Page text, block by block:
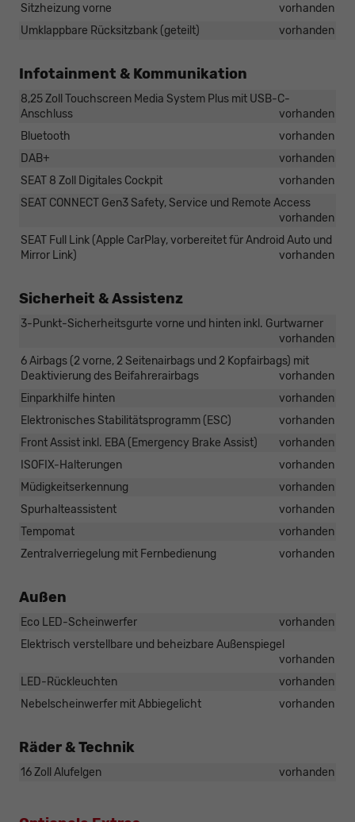
Sitzheizung vorne
vorhanden
Umklappbare Rücksitzbank (geteilt)
vorhanden
Infotainment & Kommunikation
8,25 Zoll Touchscreen Media System Plus mit USB-C-
Anschluss
vorhanden
Bluetooth
vorhanden
DAB+
vorhanden
SEAT 8 Zoll Digitales Cockpit
vorhanden
SEAT CONNECT Gen3 Safety, Service und Remote Access
vorhanden
SEAT Full Link (Apple CarPlay, vorbereitet für Android Auto und
Mirror Link)
vorhanden
Sicherheit & Assistenz
3-Punkt-Sicherheitsgurte vorne und hinten inkl. Gurtwarner
vorhanden
6 Airbags (2 vorne, 2 Seitenairbags und 2 Kopfairbags) mit
Deaktivierung des Beifahrerairbags
vorhanden
Einparkhilfe hinten
vorhanden
Elektronisches Stabilitätsprogramm (ESC)
vorhanden
Front Assist inkl. EBA (Emergency Brake Assist)
vorhanden
ISOFIX-Halterungen
vorhanden
Müdigkeitserkennung
vorhanden
Spurhalteassistent
vorhanden
Tempomat
vorhanden
Zentralverriegelung mit Fernbedienung
vorhanden
Außen
Eco LED-Scheinwerfer
vorhanden
Elektrisch verstellbare und beheizbare Außenspiegel
vorhanden
LED-Rückleuchten
vorhanden
Nebelscheinwerfer mit Abbiegelicht
vorhanden
Räder & Technik
16 Zoll Alufelgen vorhanden